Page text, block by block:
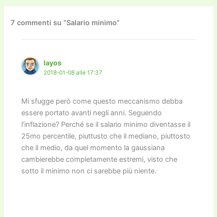
b
o
o
k
d
o
n
a Li
k
dI vi
7 commenti su “Salario minimo”
layos
2018-01-08 alle 17:37
Mi sfugge però come questo meccanismo debba
essere portato avanti negli anni. Seguendo
l’inflazione? Perché se il salario minimo diventasse il
25mo percentile, piuttusto che il mediano, piuttosto
che il medio, da quel momento la gaussiana
cambierebbe completamente estremi, visto che
sotto il minimo non ci sarebbe più niente.